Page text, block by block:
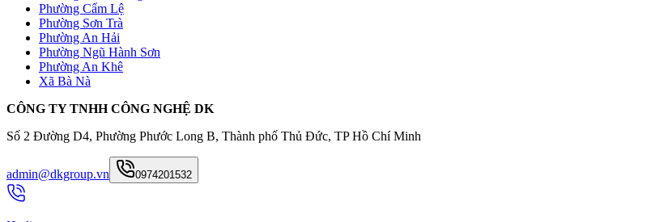
Phường Cẩm Lệ
Phường Sơn Trà
Phường An Hải
Phường Ngũ Hành Sơn
Phường An Khê
Xã Bà Nà
CÔNG TY TNHH CÔNG NGHỆ DK
Số 2 Đường D4, Phường Phước Long B, Thành phố Thủ Đức, TP Hồ Chí Minh
admin@dkgroup.vn 0974201532